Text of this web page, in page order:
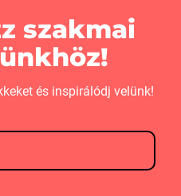
szakmai
és inspirálódj velünk!